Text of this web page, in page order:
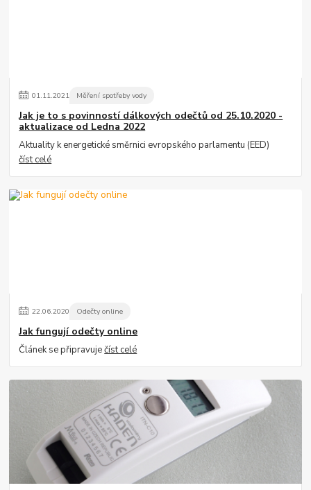
01.11.2021 Měření spotřeby vody
Jak je to s povinností dálkových odečtů od 25.10.2020 -
aktualizace od Ledna 2022
Aktuality k energetické směrnici evropského parlamentu (EED)
číst celé
22.06.2020 Odečty online
Jak fungují odečty online
Článek se připravuječíst celé